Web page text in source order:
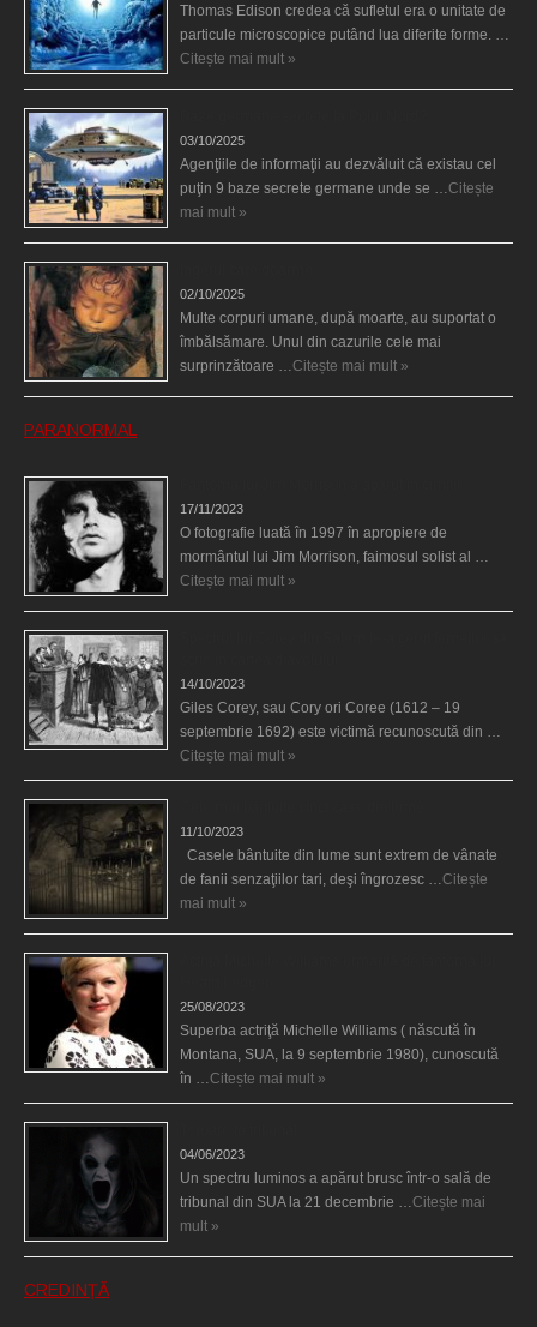
Thomas Edison credea că sufletul era o unitate de
particule microscopice putând lua diferite forme. …
Citește mai mult »
03/10/2025
Agenţiile de informaţii au dezvăluit că existau cel
puţin 9 baze secrete germane unde se … Citește
mai mult »
02/10/2025
Multe corpuri umane, după moarte, au suportat o
îmbălsămare. Unul din cazurile cele mai
surprinzătoare … Citește mai mult »
PARANORMAL
17/11/2023
O fotografie luată în 1997 în apropiere de
mormântul lui Jim Morrison, faimosul solist al …
Citește mai mult »
14/10/2023
Giles Corey, sau Cory ori Coree (1612 – 19
septembrie 1692) este victimă recunoscută din …
Citește mai mult »
11/10/2023
Casele bântuite din lume sunt extrem de vânate
de fanii senzaţiilor tari, deşi îngrozesc … Citește
mai mult »
25/08/2023
Superba actriţă Michelle Williams ( născută în
Montana, SUA, la 9 septembrie 1980), cunoscută
în … Citește mai mult »
04/06/2023
Un spectru luminos a apărut brusc într-o sală de
tribunal din SUA la 21 decembrie … Citește mai
mult »
CREDINȚĂ